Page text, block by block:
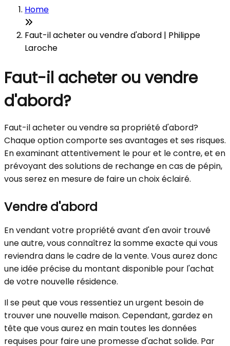
Home
Faut-il acheter ou vendre d'abord | Philippe
Laroche
Faut-il acheter ou vendre
d'abord?
Faut-il acheter ou vendre sa propriété d'abord?
Chaque option comporte ses avantages et ses risques.
En examinant attentivement le pour et le contre, et en
prévoyant des solutions de rechange en cas de pépin,
vous serez en mesure de faire un choix éclairé.
Vendre d'abord
En vendant votre propriété avant d'en avoir trouvé
une autre, vous connaîtrez la somme exacte qui vous
reviendra dans le cadre de la vente. Vous aurez donc
une idée précise du montant disponible pour l'achat
de votre nouvelle résidence.
Il se peut que vous ressentiez un urgent besoin de
trouver une nouvelle maison. Cependant, gardez en
tête que vous aurez en main toutes les données
requises pour faire une promesse d'achat solide. Par